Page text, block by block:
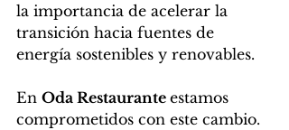
la importancia de acelerar la
transición hacia fuentes de
energía sostenibles y renovables.
En Oda Restaurante estamos
comprometidos con este cambio.